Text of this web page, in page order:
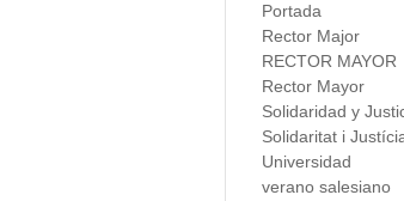
Portada
Rector Major
RECTOR MAYOR
Rector Mayor
Solidaridad y
Solidaritat i
Universidad
verano salesiano